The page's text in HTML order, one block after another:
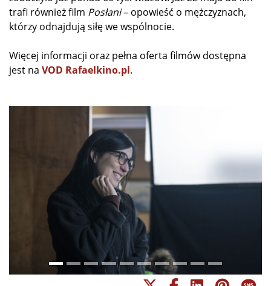
trafi również film Posłani– opowieść o mężczyznach,
którzy odnajdują siłę we wspólnocie.
Więcej informacji oraz pełna oferta filmów dostępna
jest na VOD Rafaelkino.pl.